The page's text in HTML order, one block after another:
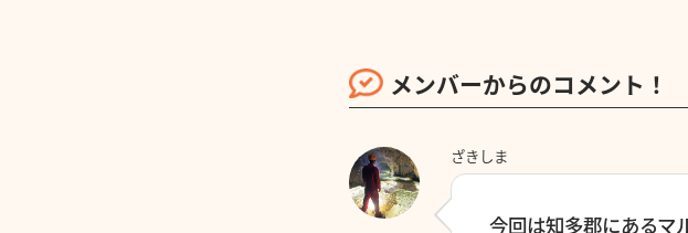
メンバーからのコメント！
ざきしま
今回は知多郡⁡にあるマ